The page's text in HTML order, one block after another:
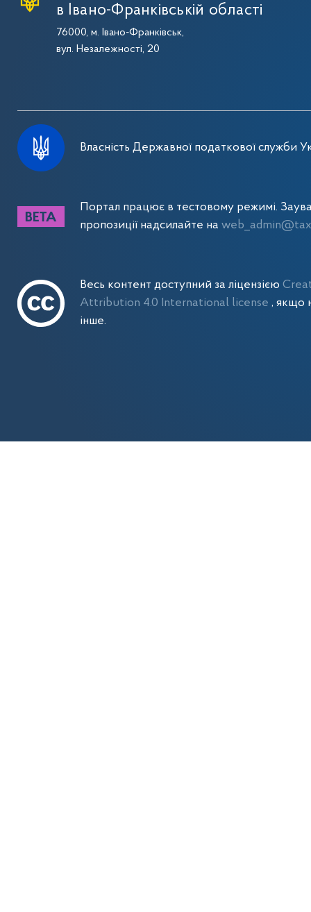
в Івано-Франківській області
76000, м. Івано-Франківськ,
вул. Незалежності, 20
Власність Державної податкової служби
Портал працює в тестовому режимі.
пропозиції надсилайте на
Весь контент доступний за ліцензією
Attribution 4.0 International license , якщо
інше.